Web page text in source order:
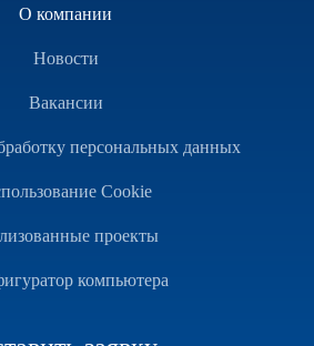
О компании
Новости
Вакансии
персональных данных
Cookie
проекты
компьютера